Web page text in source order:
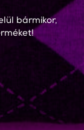
bármikor,